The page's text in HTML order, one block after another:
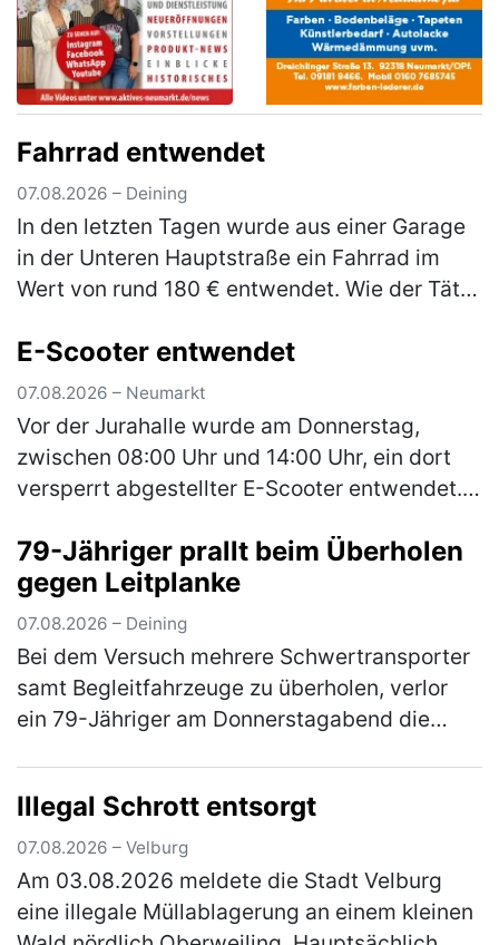
Fahrrad entwendet
07.08.2026 – Deining
In den letzten Tagen wurde aus einer Garage
in der Unteren Hauptstraße ein Fahrrad im
Wert von rund 180 € entwendet. Wie der Täter
Gegenstand der laufenden E…
E-Scooter entwendet
07.08.2026 – Neumarkt
Vor der Jurahalle wurde am Donnerstag,
zwischen 08:00 Uhr und 14:00 Uhr, ein dort
versperrt abgestellter E-Scooter entwendet.
schwarzen E-Scooter der Marke Xiao…(mehr)
79-Jähriger prallt beim Überholen
gegen Leitplanke
07.08.2026 – Deining
Bei dem Versuch mehrere Schwertransporter
samt Begleitfahrzeuge zu überholen, verlor
ein 79-Jähriger am Donnerstagabend die
Illegal Schrott entsorgt
07.08.2026 – Velburg
Am 03.08.2026 meldete die Stadt Velburg
eine illegale Müllablagerung an einem kleinen